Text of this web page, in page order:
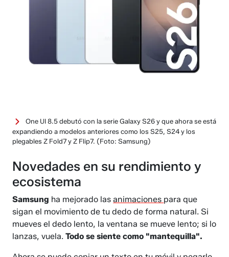
One UI 8.5 debutó con la serie Galaxy S26 y que ahora se está
expandiendo a modelos anteriores como los S25, S24 y los
plegables Z Fold7 y Z Flip7. (Foto: Samsung)
Novedades en su rendimiento y
ecosistema
Samsung ha mejorado lasanimaciones para que
sigan el movimiento de tu dedo de forma natural. Si
mueves el dedo lento, la ventana se mueve lento; si lo
lanzas, vuela.Todo se siente como "mantequilla".